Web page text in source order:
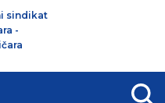
sindikat
-